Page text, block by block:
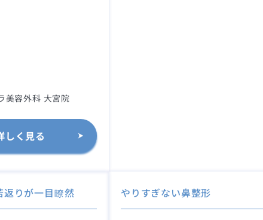
美容外科 大宮院
しく見る
返りが一目瞭然 やりすぎない鼻整形